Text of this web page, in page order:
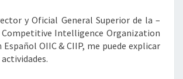
y Oficial General Superior de la –
Intelligence Organization
Español OIIC & CIIP, me puede explicar